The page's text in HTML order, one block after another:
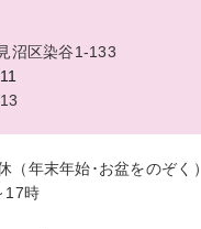
沼区染谷1-133
（年末年始･お盆をのぞく）
17時